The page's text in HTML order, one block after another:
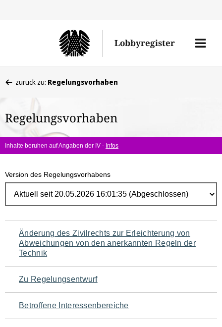
Lobbyregister
Menü
befinden
hier:
zurück zu: Regelungsvorhaben
Regelungsvorhaben
Inhalte beruhen auf Angaben der IV - Infos
Version des Regelungsvorhabens
Navigation
für
den
Seiteninhalt
Änderung des Zivilrechts zur Erleichterung von
Abweichungen von den anerkannten Regeln der
Technik
Zu Regelungsentwurf
Betroffene Interessenbereiche